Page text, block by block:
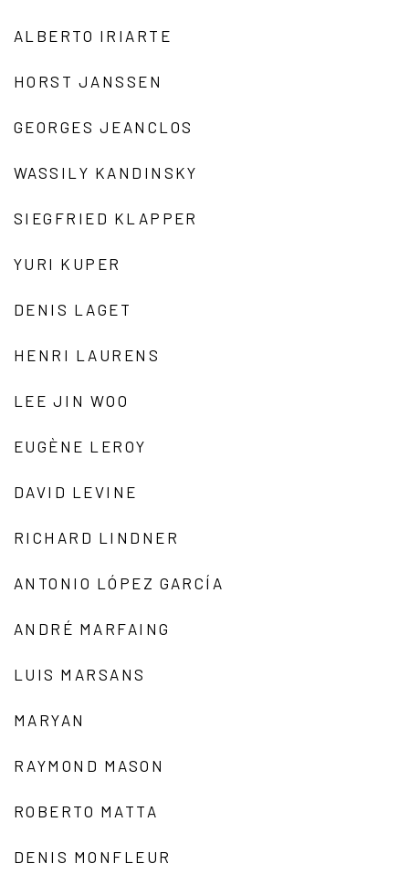
ALBERTO IRIARTE
HORST JANSSEN
GEORGES JEANCLOS
WASSILY KANDINSKY
SIEGFRIED KLAPPER
YURI KUPER
DENIS LAGET
HENRI LAURENS
LEE JIN WOO
EUGÈNE LEROY
DAVID LEVINE
RICHARD LINDNER
ANTONIO LÓPEZ GARCÍA
ANDRÉ MARFAING
LUIS MARSANS
MARYAN
RAYMOND MASON
ROBERTO MATTA
DENIS MONFLEUR